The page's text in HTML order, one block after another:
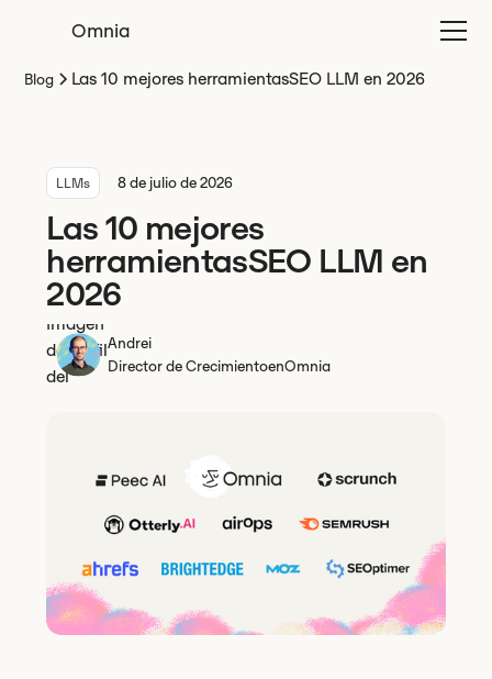
Omnia
Blog Las 10 mejores herramientasSEO LLM en 2026
LLMs 8 de julio de 2026
Las 10 mejores
herramientasSEO LLM en
2026
Andrei
Director de CrecimientoenOmnia